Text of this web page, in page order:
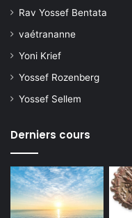
Rav Yossef Bentata
vaétrananne
Yoni Krief
Yossef Rozenberg
Yossef Sellem
Derniers cours